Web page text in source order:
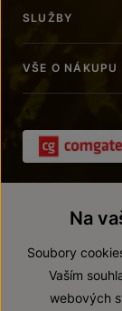
SLUŽBY
VŠE O NÁKUPU
Na
Soubory
Vaším
webových